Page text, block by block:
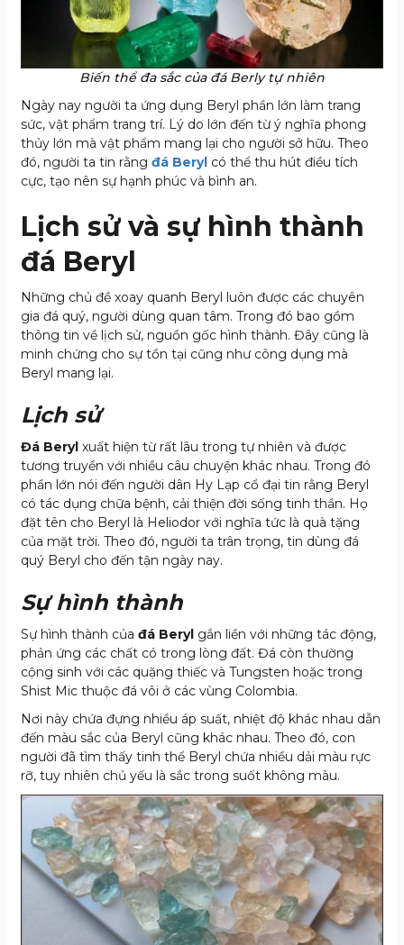
Biến thể đa sắc của đá Berly tự nhiên
Ngày nay người ta ứng dụng Beryl phần lớn làm trang
sức, vật phẩm trang trí. Lý do lớn đến từ ý nghĩa phong
thủy lớn mà vật phẩm mang lại cho người sở hữu. Theo
đó, người ta tin rằng đá Beryl có thể thu hút điều tích
cực, tạo nên sự hạnh phúc và bình an.
Lịch sử và sự hình thành
đá Beryl
Những chủ đề xoay quanh Beryl luôn được các chuyên
gia đá quý, người dùng quan tâm. Trong đó bao gồm
thông tin về lịch sử, nguồn gốc hình thành. Đây cũng là
minh chứng cho sự tồn tại cũng như công dụng mà
Beryl mang lại.
Lịch sử
Đá Beryl xuất hiện từ rất lâu trong tự nhiên và được
tương truyền với nhiều câu chuyện khác nhau. Trong đó
phần lớn nói đến người dân Hy Lạp cổ đại tin rằng Beryl
có tác dụng chữa bệnh, cải thiện đời sống tinh thần. Họ
đặt tên cho Beryl là Heliodor với nghĩa tức là quà tặng
của mặt trời. Theo đó, người ta trân trọng, tin dùng đá
quý Beryl cho đến tận ngày nay.
Sự hình thành
Sự hình thành của đá Beryl gắn liền với những tác động,
phản ứng các chất có trong lòng đất. Đá còn thường
cộng sinh với các quặng thiếc và Tungsten hoặc trong
Shist Mic thuộc đá vôi ở các vùng Colombia.
Nơi này chứa đựng nhiều áp suất, nhiệt độ khác nhau dẫn
đến màu sắc của Beryl cũng khác nhau. Theo đó, con
người đã tìm thấy tinh thể Beryl chứa nhiều dải màu rực
rỡ, tuy nhiên chủ yếu là sắc trong suốt không màu.